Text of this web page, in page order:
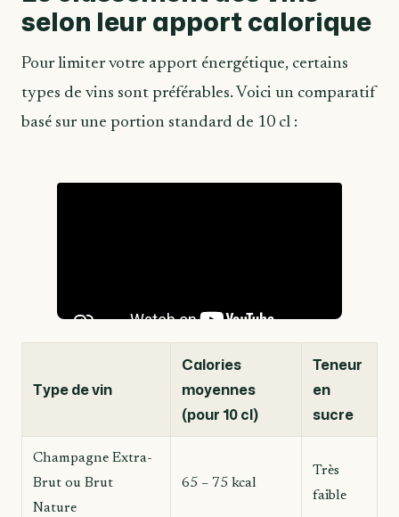
selon leur apport calorique
Pour limiter votre apport énergétique, certains
types de vins sont préférables. Voici un comparatif
basé sur une portion standard de 10 cl :
Type de vin
Calories
moyennes
(pour 10 cl)
Teneur
en
sucre
Champagne Extra-
Brut ou Brut
Nature
65 – 75 kcal
Très
faible